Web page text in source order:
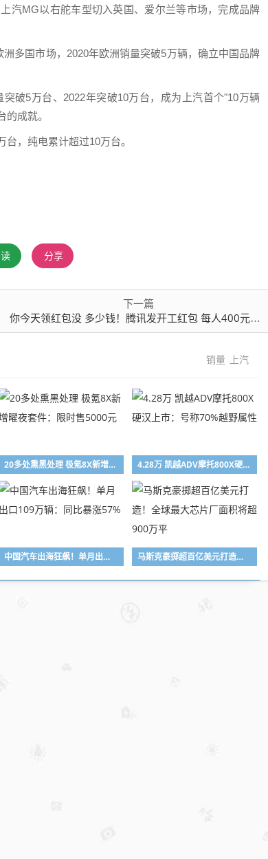
汽MG以右舵车型切入英国、爱尔兰等市场，完成品牌
多国市场，2020年欧洲销量突破5万辆，确立中国品牌
破5万台、2022年突破10万台，成为上汽首个"10万辆
成就。
，纯电累计超过10万台。
分享
下一篇
你今天领红包没 多少钱！腾讯发开工红包 每人400元：还有随机加油包
销量 上汽
20多处熏黑处理 极氪8X新增曜夜套件：限时售5000元 4.28万 凯越ADV摩托800X硬汉上市：号称70%越野属性
中国汽车出海狂飙！单月出口109万辆：同比暴涨57% 马斯克豪掷超百亿美元打造！全球最大芯片厂面积将超900万平